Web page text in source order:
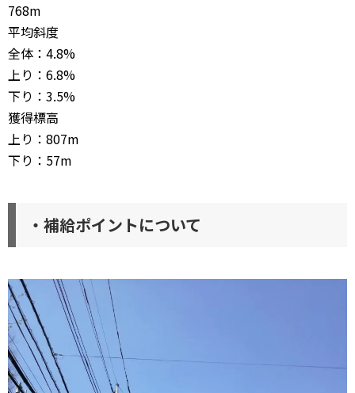
768m
平均斜度
全体：4.8%
上り：6.8%
下り：3.5%
獲得標高
上り：807m
下り：57m
・補給ポイントについて